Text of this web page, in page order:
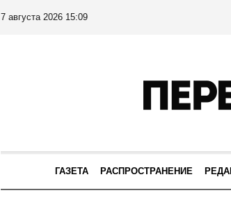
7 августа 2026 15:09
ГАЗЕТА РАСПРОСТРАНЕНИЕ